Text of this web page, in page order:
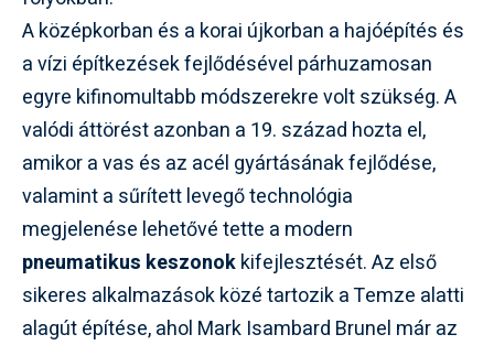
A középkorban és a korai újkorban a hajóépítés és
a vízi építkezések fejlődésével párhuzamosan
egyre kifinomultabb módszerekre volt szükség. A
valódi áttörést azonban a 19. század hozta el,
amikor a vas és az acél gyártásának fejlődése,
valamint a sűrített levegő technológia
megjelenése lehetővé tette a modern
pneumatikus keszonokkifejlesztését. Az első
sikeres alkalmazások közé tartozik a Temze alatti
alagút építése, ahol Mark Isambard Brunel már az